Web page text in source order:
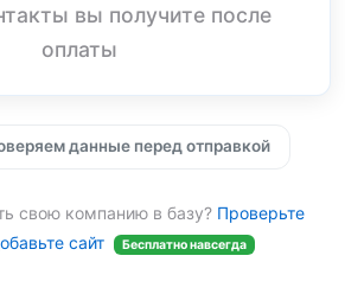
вы получите после
оплаты
данные перед отправкой
свою компанию в базу? Проверьте
сайт
Бесплатно навсегда